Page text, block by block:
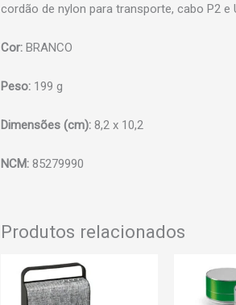
cordão de nylon para transporte, cabo P2 e
Cor: BRANCO
Peso: 199 g
Dimensões (cm): 8,2 x 10,2
NCM: 85279990
Produtos relacionados